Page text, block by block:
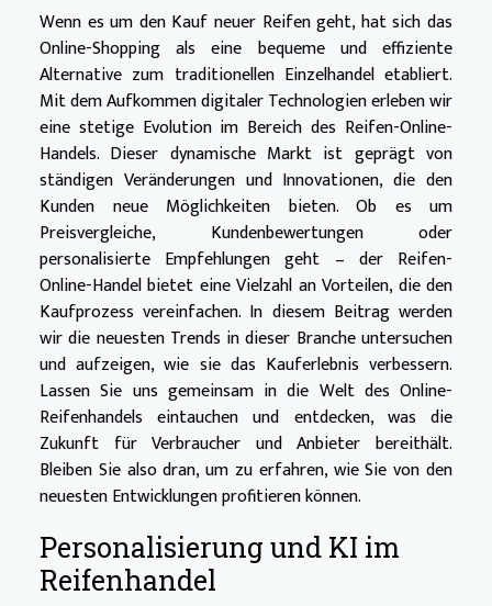
Wenn es um den Kauf neuer Reifen geht, hat sich das
Online-Shopping als eine bequeme und effiziente
Alternative zum traditionellen Einzelhandel etabliert.
Mit dem Aufkommen digitaler Technologien erleben wir
eine stetige Evolution im Bereich des Reifen-Online-
Handels. Dieser dynamische Markt ist geprägt von
ständigen Veränderungen und Innovationen, die den
Kunden neue Möglichkeiten bieten. Ob es um
Preisvergleiche, Kundenbewertungen oder
personalisierte Empfehlungen geht – der Reifen-
Online-Handel bietet eine Vielzahl an Vorteilen, die den
Kaufprozess vereinfachen. In diesem Beitrag werden
wir die neuesten Trends in dieser Branche untersuchen
und aufzeigen, wie sie das Kauferlebnis verbessern.
Lassen Sie uns gemeinsam in die Welt des Online-
Reifenhandels eintauchen und entdecken, was die
Zukunft für Verbraucher und Anbieter bereithält.
Bleiben Sie also dran, um zu erfahren, wie Sie von den
neuesten Entwicklungen profitieren können.
Personalisierung und KI im
Reifenhandel